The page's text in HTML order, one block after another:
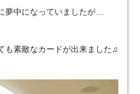
夢中になっていましたが…
も素敵なカードが出来ました♫